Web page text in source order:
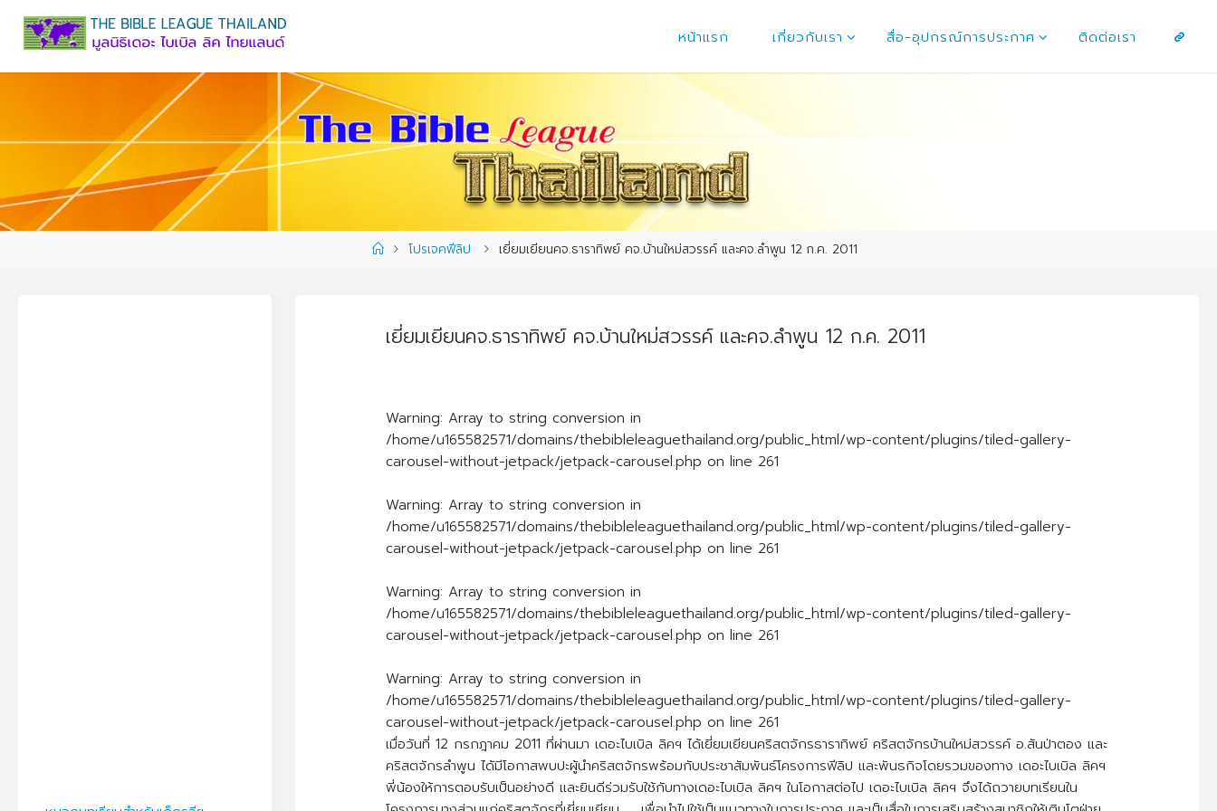
content
หน้าแรก เกี่ยวกับเรา สื่อ-อุปกรณ์การประกาศ ติดต่อเรา
Homeโปรเจคฟีลิป เยี่ยมเยียนคจ.ธาราทิพย์ คจ.บ้านใหม่สวรรค์ และคจ.ลำพูน 12 ก.ค. 2011
เยี่ยมเยียนคจ.ธาราทิพย์ คจ.บ้านใหม่สวรรค์ และคจ.ลำพูน 12 ก.ค. 2011
Warning: Array to string conversion in
/home/u165582571/domains/thebibleleaguethailand.org/public_html/wp-content/plugins/tiled-gallery-
carousel-without-jetpack/jetpack-carousel.php on line 261
Warning: Array to string conversion in
/home/u165582571/domains/thebibleleaguethailand.org/public_html/wp-content/plugins/tiled-gallery-
carousel-without-jetpack/jetpack-carousel.php on line 261
Warning: Array to string conversion in
/home/u165582571/domains/thebibleleaguethailand.org/public_html/wp-content/plugins/tiled-gallery-
carousel-without-jetpack/jetpack-carousel.php on line 261
Warning: Array to string conversion in
/home/u165582571/domains/thebibleleaguethailand.org/public_html/wp-content/plugins/tiled-gallery-
carousel-without-jetpack/jetpack-carousel.php on line 261
เมื่อวันที่ 12 กรกฎาคม 2011 ที่ผ่านมา เดอะไบเบิล ลิคฯ ได้เยี่ยมเยียนคริสตจักรธาราทิพย์ คริสตจักรบ้านใหม่สวรรค์ อ.สันป่าตอง และ
คริสตจักรลำพูน ได้มีโอกาสพบปะผู้นำคริสตจักรพร้อมกับประชาสัมพันธ์โครงการฟีลิป และพันธกิจโดยรวมของทาง เดอะไบเบิล ลิคฯ
พี่น้องให้การตอบรับเป็นอย่างดี และยินดีร่วมรับใช้กับทางเดอะไบเบิล ลิคฯ ในโอกาสต่อไป เดอะไบเบิล ลิคฯ จึงได้ถวายบทเรียนใน